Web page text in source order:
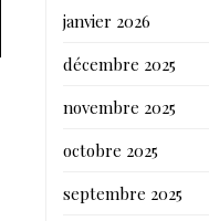
janvier 2026
décembre 2025
novembre 2025
octobre 2025
septembre 2025